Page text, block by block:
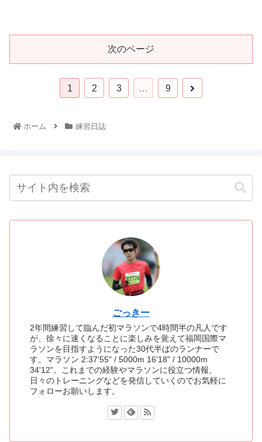
次のページ
1 2 3 … 9
ホーム 練習日誌
ごっきー
2年間練習して臨んだ初マラソンで4時間半の凡人です
が、徐々に速くなることに楽しみを覚えて福岡国際マ
ラソンを目指すようになった30代半ばのランナーで
す。マラソン 2:37'55" / 5000m 16'18" / 10000m
34'12"。これまでの経験やマラソンに役立つ情報、
日々のトレーニングなどを発信していくのでお気軽に
フォローお願いします。